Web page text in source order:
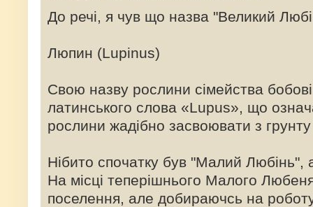
До речі, я чув що назва "Великий
Люпин (Lupinus)
Свою назву рослини сімейства
латинського слова «Lupus», що
рослини жадібно засвоювати з
Нібито спочатку був "Малий Любінь",
На місці теперішнього Малого
поселення, але добираючсь на